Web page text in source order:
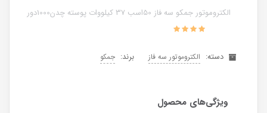
الکتروموتور جمکو سه فاز 50اسب 37 کیلووات پوسته چدن1000دور
دسته: الکتروموتور سه فاز برند: جمکو